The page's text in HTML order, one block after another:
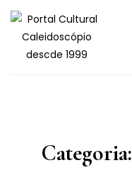
Skip
content
Categoria: